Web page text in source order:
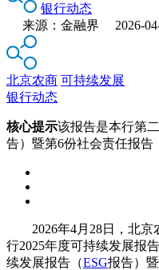
银行动态
来源：金融界 2026-04-
北京农商 可持续发展
银行动态
核心提示该报告是本行第
告）暨第6份社会责任报告
2026年4月28日，北
行2025年度可持续发展报
续发展报告（ESG报告）